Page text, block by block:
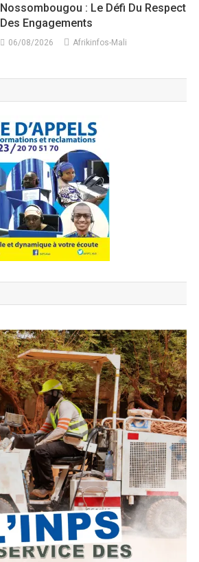
Nossombougou : Le Défi Du Respect
Des Engagements
06/08/2026 Afrikinfos-Mali